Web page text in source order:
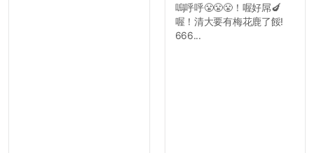
嗚呼呼😤😤😤！喔好屌🍆
喔！清大要有梅花鹿了餒!
666...